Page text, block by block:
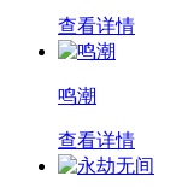
查看详情
鸣潮
查看详情